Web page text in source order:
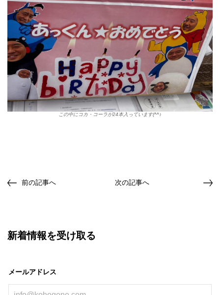
この中にコカ・コーラが24本入っています(^^♪
前の記事へ 次の記事へ
新着情報を受け取る
メールアドレス